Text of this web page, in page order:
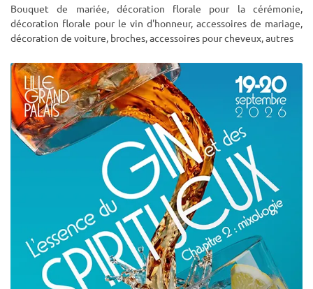
Bouquet de mariée, décoration florale pour la cérémonie,
décoration florale pour le vin d'honneur, accessoires de mariage,
décoration de voiture, broches, accessoires pour cheveux, autres